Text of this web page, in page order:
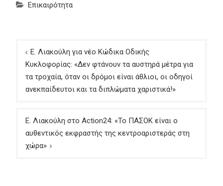
Επικαιρότητα
Πλοήγηση
άρθρων
Ε. Λιακούλη για νέο Κώδικα Οδικής
Κυκλοφορίας: «Δεν φτάνουν τα αυστηρά μέτρα για
τα τροχαία, όταν οι δρόμοι είναι άθλιοι, οι οδηγοί
ανεκπαίδευτοι και τα διπλώματα χαριστικά!»
Ε. Λιακούλη στο Action24: «Το ΠΑΣΟΚ είναι ο
αυθεντικός εκφραστής της κεντροαριστεράς στη
χώρα»